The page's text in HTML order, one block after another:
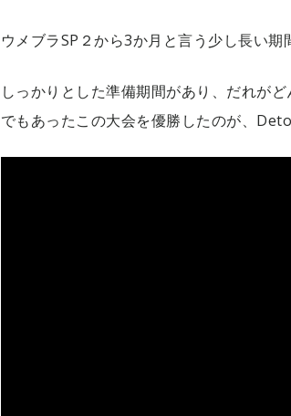
ウメブラSP２から3か月と言う少し長い期
しっかりとした準備期間があり、だれが
でもあったこの大会を優勝したのが、